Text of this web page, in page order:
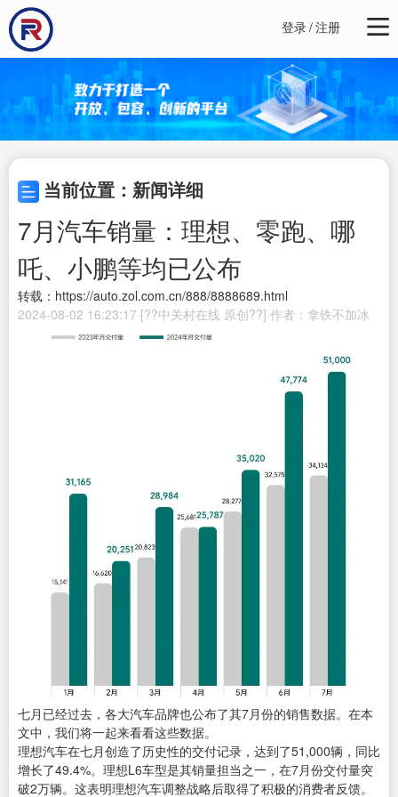
登录/注册
当前位置：新闻详细
7月汽车销量：理想、零跑、哪
吒、小鹏等均已公布
转载：https://auto.zol.com.cn/888/8888689.html
2024-08-02 16:23:17·[??中关村在线 原创??]·作者：拿铁不加冰
七月已经过去，各大汽车品牌也公布了其7月份的销售数据。在本
文中，我们将一起来看看这些数据。
理想汽车在七月创造了历史性的交付记录，达到了51,000辆，同比
增长了49.4%。理想L6车型是其销量担当之一，在7月份交付量突
破2万辆。这表明理想汽车调整战略后取得了积极的消费者反馈。